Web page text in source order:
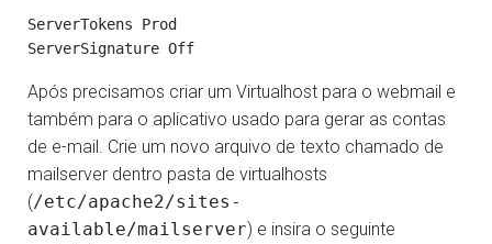
ServerTokens Prod
Após precisamos criar um Virtualhost para o webmail e
também para o aplicativo usado para gerar as contas
de e-mail. Crie um novo arquivo de texto chamado de
mailserver dentro pasta de virtualhosts
(/etc/apache2/sites-
available/mailserver) e insira o seguinte